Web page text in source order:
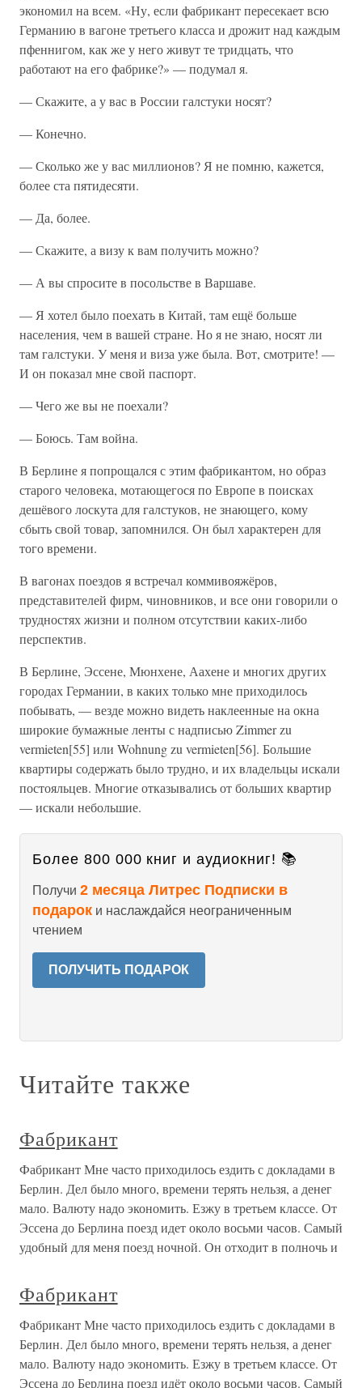
экономил на всем. «Ну, если фабрикант пересекает всю
Германию в вагоне третьего класса и дрожит над каждым
пфеннигом, как же у него живут те тридцать, что
работают на его фабрике?» — подумал я.
— Скажите, а у вас в России галстуки носят?
— Конечно.
— Сколько же у вас миллионов? Я не помню, кажется,
более ста пятидесяти.
— Да, более.
— Скажите, а визу к вам получить можно?
— А вы спросите в посольстве в Варшаве.
— Я хотел было поехать в Китай, там ещё больше
населения, чем в вашей стране. Но я не знаю, носят ли
там галстуки. У меня и виза уже была. Вот, смотрите! —
И он показал мне свой паспорт.
— Чего же вы не поехали?
— Боюсь. Там война.
В Берлине я попрощался с этим фабрикантом, но образ
старого человека, мотающегося по Европе в поисках
дешёвого лоскута для галстуков, не знающего, кому
сбыть свой товар, запомнился. Он был характерен для
того времени.
В вагонах поездов я встречал коммивояжёров,
представителей фирм, чиновников, и все они говорили о
трудностях жизни и полном отсутствии каких-либо
перспектив.
В Берлине, Эссене, Мюнхене, Аахене и многих других
городах Германии, в каких только мне приходилось
побывать, — везде можно видеть наклеенные на окна
широкие бумажные ленты с надписью Zimmer zu
vermieten[55] или Wohnung zu vermieten[56]. Большие
квартиры содержать было трудно, и их владельцы искали
постояльцев. Многие отказывались от больших квартир
— искали небольшие.
Более 800 000 книг и аудиокниг! 📚
Получи 2 месяца Литрес Подписки в
подарок и наслаждайся неограниченным
чтением
ПОЛУЧИТЬ ПОДАРОК
Читайте также
Фабрикант
Фабрикант Мне часто приходилось ездить с докладами в
Берлин. Дел было много, времени терять нельзя, а денег
мало. Валюту надо экономить. Езжу в третьем классе. От
Эссена до Берлина поезд идет около восьми часов. Самый
удобный для меня поезд ночной. Он отходит в полночь и
Фабрикант
Фабрикант Мне часто приходилось ездить с докладами в
Берлин. Дел было много, времени терять нельзя, а денег
мало. Валюту надо экономить. Езжу в третьем классе. От
Эссена до Берлина поезд идёт около восьми часов. Самый